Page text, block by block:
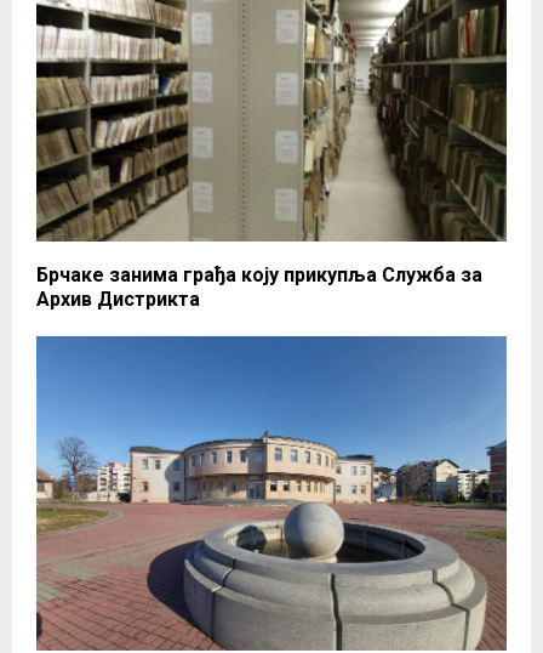
Брчаке занима грађа коју прикупља Служба за
Архив Дистрикта